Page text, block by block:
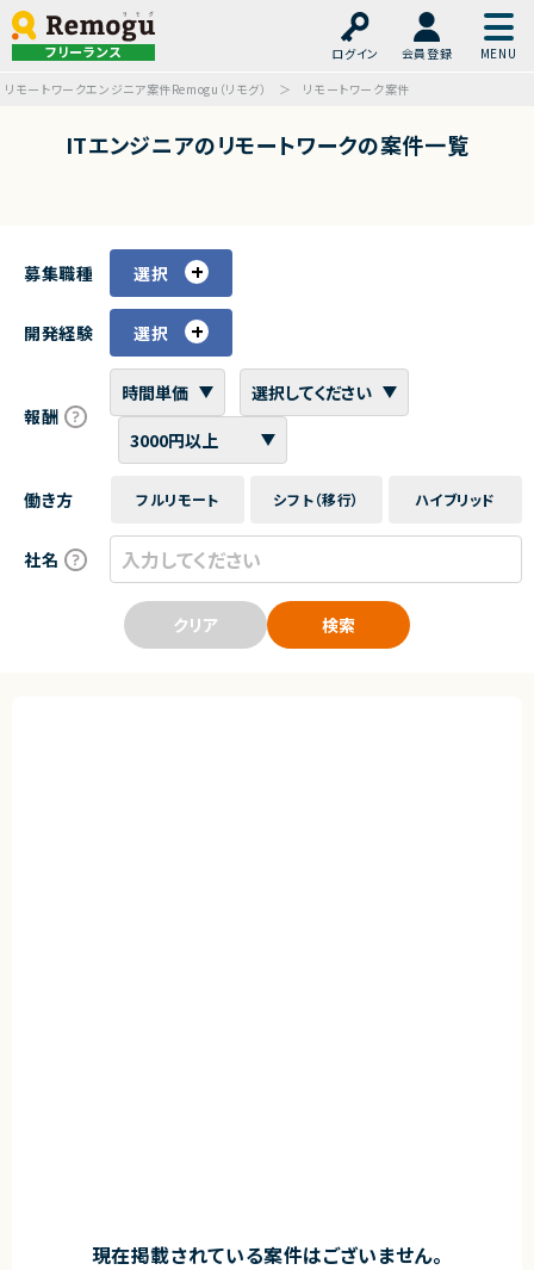
フリーランス ログイン
会員登録
リモートワークエンジニア案件Remogu（リモグ）
リモートワーク案件
ITエンジニアのリモートワークの案件一覧
募集職種 選択
開発経験 選択
報酬
働き方 フルリモート シフト（移行） ハイブリッド
社名
クリア 検索
現在掲載されている案件はございません。